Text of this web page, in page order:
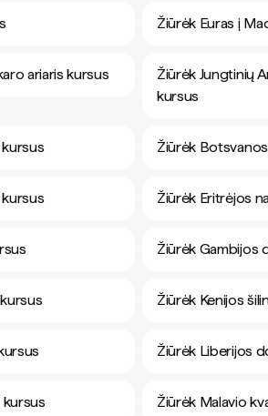
Žiūrėk Euras į
ariaris kursus
Žiūrėk Jungtinių
kursus
Žiūrėk
Žiūrėk Eritrėjos
Žiūrėk Gambijos
Žiūrėk Kenijos
Žiūrėk Liberijos
kursus Žiūrėk Malavio